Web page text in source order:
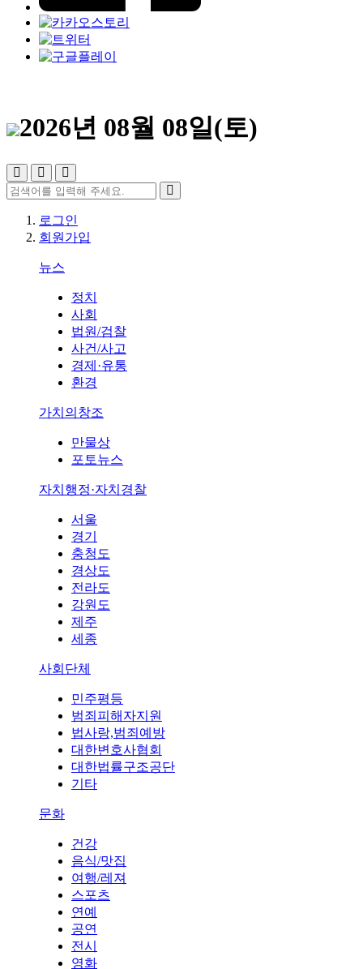
2026년 08월 08일(토)
로그인
회원가입
뉴스
정치
사회
법원/검찰
사건/사고
경제·유통
환경
가치의창조
만물상
포토뉴스
자치행정·자치경찰
서울
경기
충청도
경상도
전라도
강원도
제주
세종
사회단체
민주평등
범죄피해자지원
법사랑,범죄예방
대한변호사협회
대한법률구조공단
기타
문화
건강
음식/맛집
여행/레져
스포츠
연예
공연
전시
영화